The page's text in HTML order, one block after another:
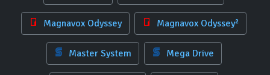
Magnavox Odyssey Magnavox Odyssey²
Master System Mega Drive